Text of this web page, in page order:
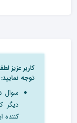
کاربر عزیز
توجه نمایید:
سوال
دیگر